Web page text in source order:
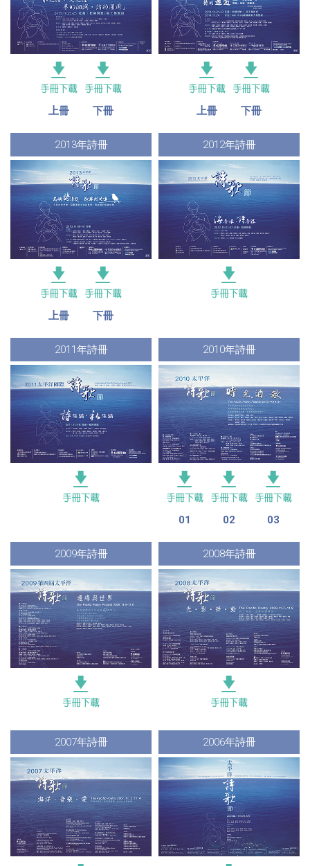
上冊 下冊 上冊 下冊
2013年詩冊
上冊 下冊
2012年詩冊
2011年詩冊 2010年詩冊
01 02 03
2009年詩冊 2008年詩冊
2007年詩冊 2006年詩冊